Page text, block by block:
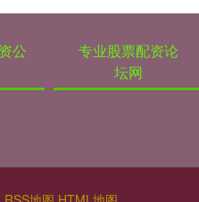
公
专业股票配资论
坛网